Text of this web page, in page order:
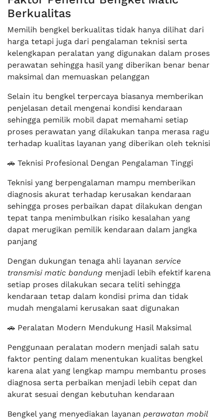
Berkualitas
Memilih bengkel berkualitas tidak hanya dilihat dari
harga tetapi juga dari pengalaman teknisi serta
kelengkapan peralatan yang digunakan dalam proses
perawatan sehingga hasil yang diberikan benar benar
maksimal dan memuaskan pelanggan
Selain itu bengkel terpercaya biasanya memberikan
penjelasan detail mengenai kondisi kendaraan
sehingga pemilik mobil dapat memahami setiap
proses perawatan yang dilakukan tanpa merasa ragu
terhadap kualitas layanan yang diberikan oleh teknisi
🚗 Teknisi Profesional Dengan Pengalaman Tinggi
Teknisi yang berpengalaman mampu memberikan
diagnosis akurat terhadap kerusakan kendaraan
sehingga proses perbaikan dapat dilakukan dengan
tepat tanpa menimbulkan risiko kesalahan yang
dapat merugikan pemilik kendaraan dalam jangka
panjang
Dengan dukungan tenaga ahli layanan service
transmisi matic bandung menjadi lebih efektif karena
setiap proses dilakukan secara teliti sehingga
kendaraan tetap dalam kondisi prima dan tidak
mudah mengalami kerusakan saat digunakan
🚗 Peralatan Modern Mendukung Hasil Maksimal
Penggunaan peralatan modern menjadi salah satu
faktor penting dalam menentukan kualitas bengkel
karena alat yang lengkap mampu membantu proses
diagnosa serta perbaikan menjadi lebih cepat dan
akurat sesuai dengan kebutuhan kendaraan
Bengkel yang menyediakan layanan perawatan mobil